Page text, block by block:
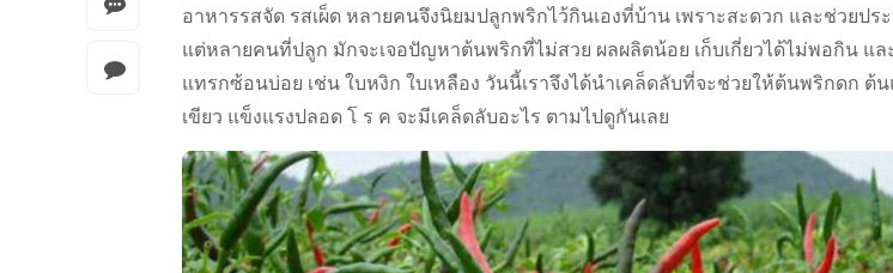
อาหารรสจัด รสเผ็ด หลายคนจึงนิยมปลูกพริกไว้กินเองที่บ้าน เพราะสะดวก และช่วยปร
แต่หลายคนที่ปลูก มักจะเจอปัญหาต้นพริกที่ไม่สวย ผลผลิตน้อย เก็บเกี่ยวได้ไม่พอกิน แล
แทรกซ้อนบ่อย เช่น ใบหงิก ใบเหลือง วันนี้เราจึงได้นำเคล็ดลับที่จะช่วยให้ต้นพริกดก ต้
เขียว แข็งแรงปลอด โ ร ค จะมีเคล็ดลับอะไร ตามไปดูกันเลย